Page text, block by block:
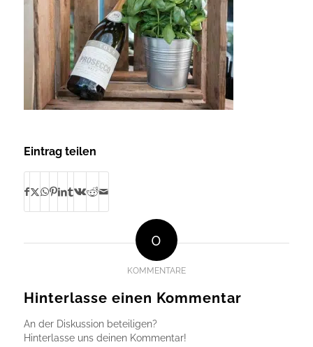
Eintrag teilen
0
KOMMENTARE
Hinterlasse einen Kommentar
An der Diskussion beteiligen?
Hinterlasse uns deinen Kommentar!